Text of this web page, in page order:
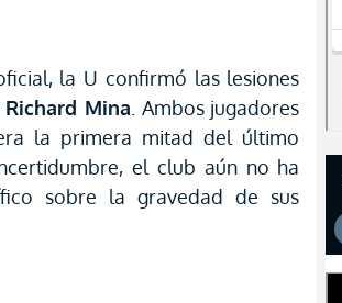
la U confirmó las lesiones
Richard Mina . Ambos jugadores
la primera mitad del último
el club aún no ha
sobre la gravedad de sus